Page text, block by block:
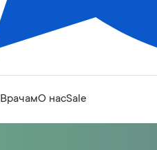
ВрачамО насSale